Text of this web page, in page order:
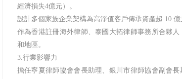
經濟損失4億元）。
設計多個家族企業架構為高淨值客戶傳承資產超 10 億
作為香港註冊海外律師、泰國大拓律師事務所合夥
和地區。
3.行業影響力
擔任寧夏律師協會會長助理、銀川市律師協會副會